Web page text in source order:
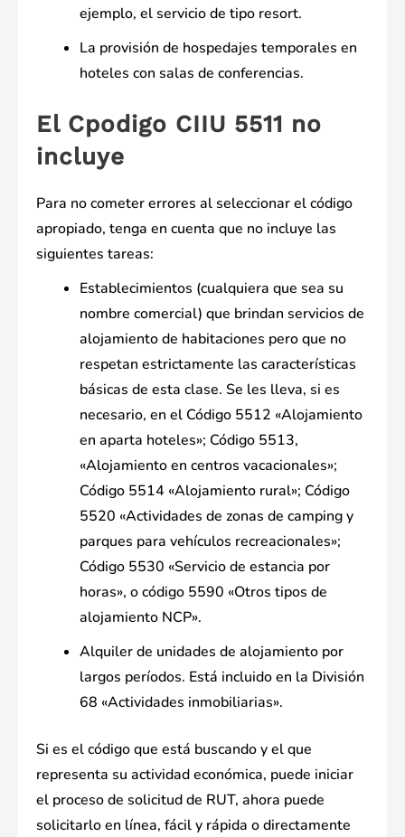
ejemplo, el servicio de tipo resort.
La provisión de hospedajes temporales en
hoteles con salas de conferencias.
El Cpodigo CIIU 5511 no
incluye
Para no cometer errores al seleccionar el código
apropiado, tenga en cuenta que no incluye las
siguientes tareas:
Establecimientos (cualquiera que sea su
nombre comercial) que brindan servicios de
alojamiento de habitaciones pero que no
respetan estrictamente las características
básicas de esta clase. Se les lleva, si es
necesario, en el Código 5512 «Alojamiento
en aparta hoteles»; Código 5513,
«Alojamiento en centros vacacionales»;
Código 5514 «Alojamiento rural»; Código
5520 «Actividades de zonas de camping y
parques para vehículos recreacionales»;
Código 5530 «Servicio de estancia por
horas», o código 5590 «Otros tipos de
alojamiento NCP».
Alquiler de unidades de alojamiento por
largos períodos. Está incluido en la División
68 «Actividades inmobiliarias».
Si es el código que está buscando y el que
representa su actividad económica, puede iniciar
el proceso de solicitud de RUT, ahora puede
solicitarlo en línea, fácil y rápida o directamente